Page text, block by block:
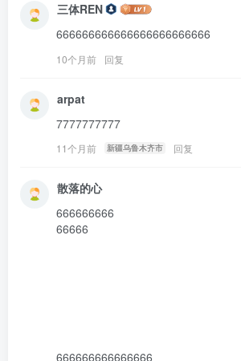
三体REN
666666666666666666666666
10个月前 回复
arpat
7777777777
11个月前 新疆乌鲁木齐市 回复
散落的心
666666666
66666
666666666666666